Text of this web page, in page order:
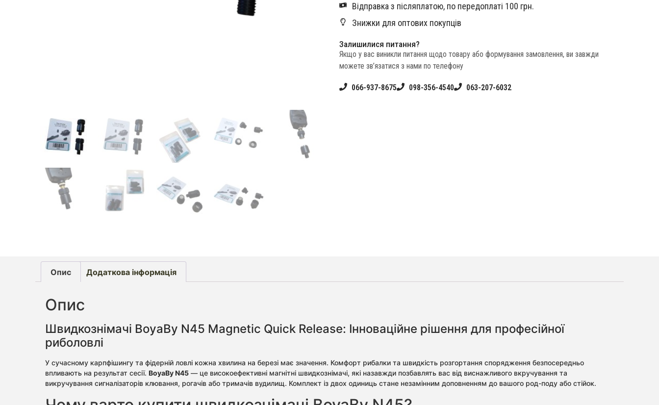
Відправка з післяплатою, по передоплаті 100 грн.
Знижки для оптових покупців
Залишилися питання?
Якщо у вас виникли питання щодо товару або формування замовлення, ви завжди
можете зв’язатися з нами по телефону
066-937-8675 098-356-4540 063-207-6032
Опис Додаткова інформація
Опис
Швидкознімачі BoyaBy N45 Magnetic Quick Release: Інноваційне рішення для професійної
риболовлі
У сучасному карпфішингу та фідерній ловлі кожна хвилина на березі має значення. Комфорт рибалки та швидкість розгортання спорядження безпосередньо
впливають на результат сесії. BoyaBy N45 — це високоефективні магнітні швидкознімачі, які назавжди позбавлять вас від виснажливого вкручування та
викручування сигналізаторів клювання, рогачів або тримачів вудилищ. Комплект із двох одиниць стане незамінним доповненням до вашого род-поду або стійок.